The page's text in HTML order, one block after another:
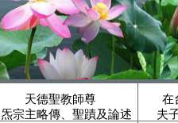
天德聖教師尊
宗主略傳、聖蹟及論述
在
夫